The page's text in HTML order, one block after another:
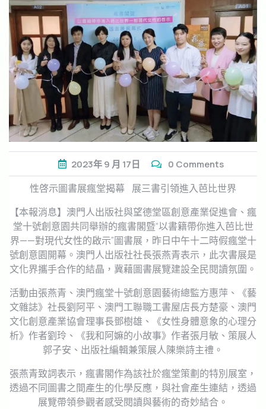
2023年9 月 17日 0 Comments
性啓示圖書展瘋堂揭幕 展三書引領進入芭比世界
【本報消息】澳門人出版社與望德堂區創意產業促進會、瘋
堂十號創意園共同舉辦的瘋書閣暨“以書籍帶你進入芭比世
界——對現代女性的啟示”圖書展，昨日中午十二時假瘋堂十
號創意園開幕。澳門人出版社社長張燕青表示，此次書展是
文化界攜手合作的結晶，冀藉圖書展覽建設全民閱讀氛圍。
活動由張燕青、澳門瘋堂十號創意園藝術總監方惠萍、《藝
文雜誌》社長劉阿平、澳門工聯職工書屋店長方楚豪、澳門
文化創意產業協會理事長鄧樹雄、《女性身體意象的心理分
析》作者劉玲、《我和阿嫲的小故事》作者張月敏、策展人
郭子安、出版社編輯兼策展人陳樂詩主禮。
張燕青致詞表示，瘋書閣作為該社於瘋堂策劃的特別展室，
透過不同圖書之間產生的化學反應，與社會產生連結，透過
展覽帶領參觀者感受閱讀與藝術的奇妙結合。